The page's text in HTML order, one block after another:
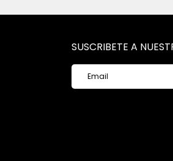
SUSCRIBETE A